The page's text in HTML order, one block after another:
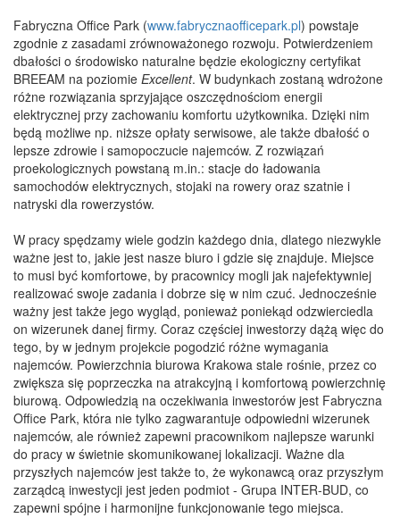
Fabryczna Office Park (www.fabrycznaofficepark.pl) powstaje
zgodnie z zasadami zrównoważonego rozwoju. Potwierdzeniem
dbałości o środowisko naturalne będzie ekologiczny certyfikat
BREEAM na poziomie Excellent. W budynkach zostaną wdrożone
różne rozwiązania sprzyjające oszczędnościom energii
elektrycznej przy zachowaniu komfortu użytkownika. Dzięki nim
będą możliwe np. niższe opłaty serwisowe, ale także dbałość o
lepsze zdrowie i samopoczucie najemców. Z rozwiązań
proekologicznych powstaną m.in.: stacje do ładowania
samochodów elektrycznych, stojaki na rowery oraz szatnie i
natryski dla rowerzystów.
W pracy spędzamy wiele godzin każdego dnia, dlatego niezwykle
ważne jest to, jakie jest nasze biuro i gdzie się znajduje. Miejsce
to musi być komfortowe, by pracownicy mogli jak najefektywniej
realizować swoje zadania i dobrze się w nim czuć. Jednocześnie
ważny jest także jego wygląd, ponieważ poniekąd odzwierciedla
on wizerunek danej firmy. Coraz częściej inwestorzy dążą więc do
tego, by w jednym projekcie pogodzić różne wymagania
najemców. Powierzchnia biurowa Krakowa stale rośnie, przez co
zwiększa się poprzeczka na atrakcyjną i komfortową powierzchnię
biurową. Odpowiedzią na oczekiwania inwestorów jest Fabryczna
Office Park, która nie tylko zagwarantuje odpowiedni wizerunek
najemców, ale również zapewni pracownikom najlepsze warunki
do pracy w świetnie skomunikowanej lokalizacji. Ważne dla
przyszłych najemców jest także to, że wykonawcą oraz przyszłym
zarządcą inwestycji jest jeden podmiot - Grupa INTER-BUD, co
zapewni spójne i harmonijne funkcjonowanie tego miejsca.